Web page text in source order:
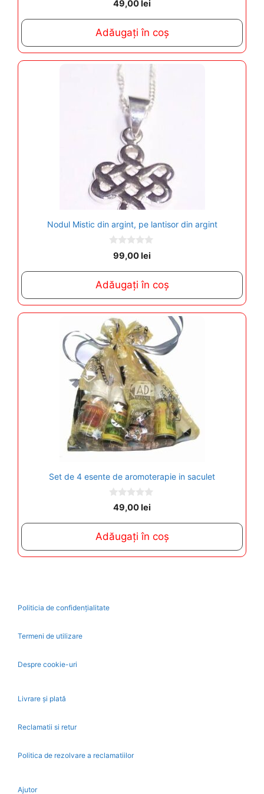
o
o
5
49,00lei
Adăugați în coș
Nodul Mistic din argint, pe lantisor din argint
o
5
99,00lei
Adăugați în coș
Set de 4 esente de aromoterapie in saculet
o
o
5
49,00lei
Adăugați în coș
Politicia de confidențialitate
Termeni de utilizare
Despre cookie-uri
Livrare și plată
Reclamatii si retur
Politica de rezolvare a reclamatiilor
Ajutor